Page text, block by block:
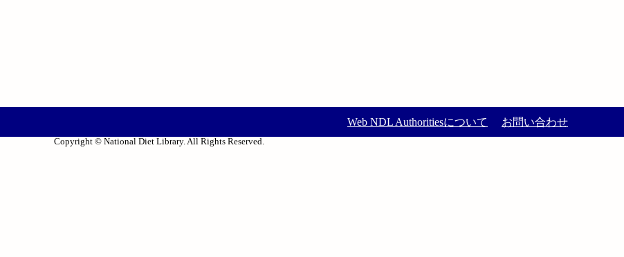
Web NDL Authoritiesについて お問い合わせ
Copyright © National Diet Library. All Rights Reserved.